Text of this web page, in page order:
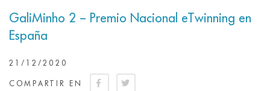
GaliMinho 2 – Premio Nacional eTwinning en
España
21/12/2020
COMPARTIR EN